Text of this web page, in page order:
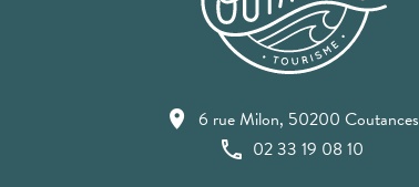
6 rue Milon, 50200 Coutances
02 33 19 08 10